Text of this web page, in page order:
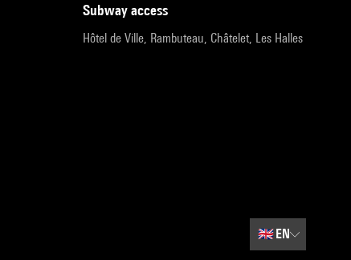
subway access
Hôtel de Ville, Rambuteau, Châtelet, Les Halles
🇬🇧EN